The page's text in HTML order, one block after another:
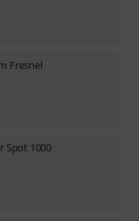
Fresnel
Spot 1000